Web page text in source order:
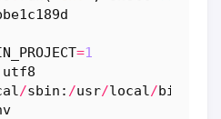
=1
utf8
/sbin : /usr/local /bin